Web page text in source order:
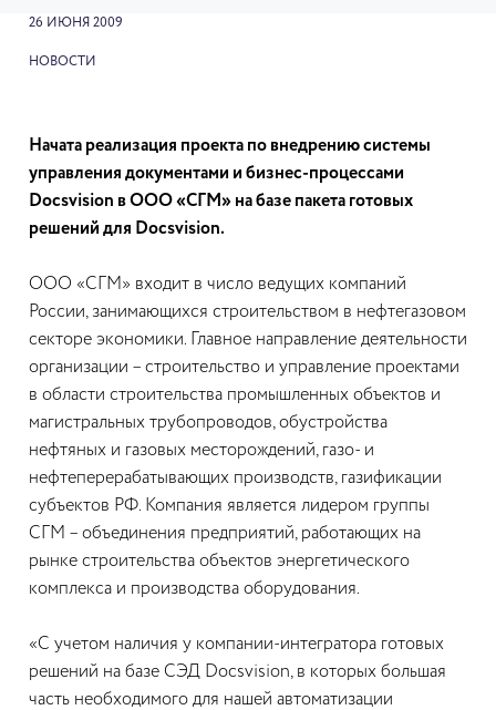
26 ИЮНЯ 2009
НОВОСТИ
Начата реализация проекта по внедрению системы
управления документами и бизнес-процессами
Docsvision в ООО «СГМ» на базе пакета готовых
решений для Docsvision.
ООО «СГМ» входит в число ведущих компаний
России, занимающихся строительством в нефтегазовом
секторе экономики. Главное направление деятельности
организации – строительство и управление проектами
в области строительства промышленных объектов и
магистральных трубопроводов, обустройства
нефтяных и газовых месторождений, газо- и
нефтеперерабатывающих производств, газификации
субъектов РФ. Компания является лидером группы
СГМ – объединения предприятий, работающих на
рынке строительства объектов энергетического
комплекса и производства оборудования.
«С учетом наличия у компании-интегратора готовых
решений на базе СЭД Docsvision, в которых большая
часть необходимого для нашей автоматизации